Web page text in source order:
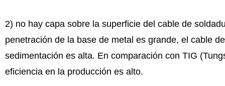
2) no hay capa sobre la superficie del cable de
penetración de la base de metal es grande, el cable
sedimentación es alta. En comparación con TIG
eficiencia en la producción es alto.